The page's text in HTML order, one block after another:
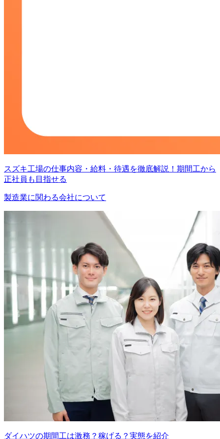
スズキ工場の仕事内容・給料・待遇を徹底解説！期間工から
正社員も目指せる
製造業に関わる会社について
ダイハツの期間工は激務？稼げる？実態を紹介